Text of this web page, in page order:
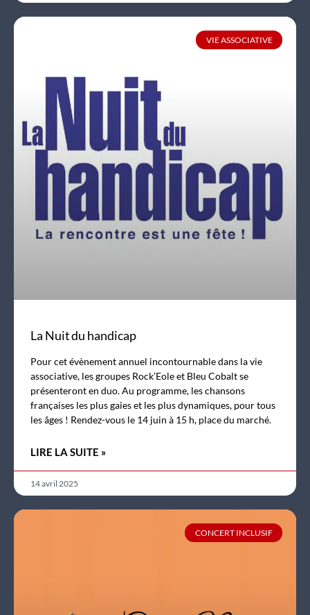
VIE ASSOCIATIVE
La Nuit du handicap
Pour cet évènement annuel incontournable dans la vie
associative, les groupes Rock’Eole et Bleu Cobalt se
présenteront en duo. Au programme, les chansons
françaises les plus gaies et les plus dynamiques, pour tous
les âges ! Rendez-vous le 14 juin à 15 h, place du marché.
LIRE LA SUITE »
14 avril 2025
CONCERT INCLUSIF